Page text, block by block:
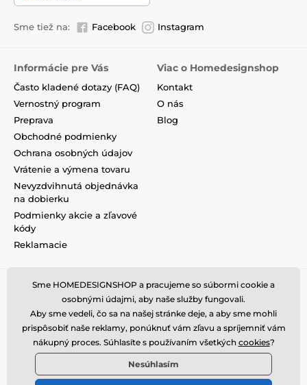
Sme tiež na: Facebook Instagram
Informácie pre Vás
Často kladené dotazy (FAQ)
Vernostný program
Preprava
Obchodné podmienky
Ochrana osobných údajov
Vrátenie a výmena tovaru
Nevyzdvihnutá objednávka
na dobierku
Podmienky akcie a zľavové
kódy
Reklamacie
Viac o Homedesignshop
Kontakt
O nás
Blog
Sme HOMEDESIGNSHOP a pracujeme so súbormi cookie a
osobnými údajmi, aby naše služby fungovali.
Aby sme vedeli, čo sa na našej stránke deje, a aby sme mohli
prispôsobiť naše reklamy, ponúknuť vám zľavu a spríjemniť vám
nákupný proces. Súhlasíte s používaním všetkých cookies?
Nesúhlasím